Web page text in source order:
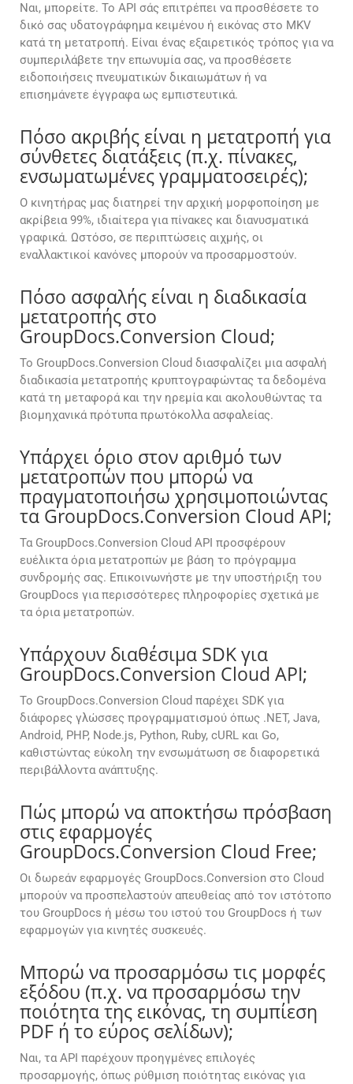
Ναι, μπορείτε. Το API σάς επιτρέπει να προσθέσετε το
δικό σας υδατογράφημα κειμένου ή εικόνας στο MKV
κατά τη μετατροπή. Είναι ένας εξαιρετικός τρόπος για να
συμπεριλάβετε την επωνυμία σας, να προσθέσετε
ειδοποιήσεις πνευματικών δικαιωμάτων ή να
επισημάνετε έγγραφα ως εμπιστευτικά.
Πόσο ακριβής είναι η μετατροπή για
σύνθετες διατάξεις (π.χ. πίνακες,
ενσωματωμένες γραμματοσειρές);
Ο κινητήρας μας διατηρεί την αρχική μορφοποίηση με
ακρίβεια 99%, ιδιαίτερα για πίνακες και διανυσματικά
γραφικά. Ωστόσο, σε περιπτώσεις αιχμής, οι
εναλλακτικοί κανόνες μπορούν να προσαρμοστούν.
Πόσο ασφαλής είναι η διαδικασία
μετατροπής στο
GroupDocs.Conversion Cloud;
Το GroupDocs.Conversion Cloud διασφαλίζει μια ασφαλή
διαδικασία μετατροπής κρυπτογραφώντας τα δεδομένα
κατά τη μεταφορά και την ηρεμία και ακολουθώντας τα
βιομηχανικά πρότυπα πρωτόκολλα ασφαλείας.
Υπάρχει όριο στον αριθμό των
μετατροπών που μπορώ να
πραγματοποιήσω χρησιμοποιώντας
τα GroupDocs.Conversion Cloud API;
Τα GroupDocs.Conversion Cloud API προσφέρουν
ευέλικτα όρια μετατροπών με βάση το πρόγραμμα
συνδρομής σας. Επικοινωνήστε με την υποστήριξη του
GroupDocs για περισσότερες πληροφορίες σχετικά με
τα όρια μετατροπών.
Υπάρχουν διαθέσιμα SDK για
GroupDocs.Conversion Cloud API;
Το GroupDocs.Conversion Cloud παρέχει SDK για
διάφορες γλώσσες προγραμματισμού όπως .NET, Java,
Android, PHP, Node.js, Python, Ruby, cURL και Go,
καθιστώντας εύκολη την ενσωμάτωση σε διαφορετικά
περιβάλλοντα ανάπτυξης.
Πώς μπορώ να αποκτήσω πρόσβαση
στις εφαρμογές
GroupDocs.Conversion Cloud Free;
Οι δωρεάν εφαρμογές GroupDocs.Conversion στο Cloud
μπορούν να προσπελαστούν απευθείας από τον ιστότοπο
του GroupDocs ή μέσω του ιστού του GroupDocs ή των
εφαρμογών για κινητές συσκευές.
Μπορώ να προσαρμόσω τις μορφές
εξόδου (π.χ. να προσαρμόσω την
ποιότητα της εικόνας, τη συμπίεση
PDF ή το εύρος σελίδων);
Ναι, τα API παρέχουν προηγμένες επιλογές
προσαρμογής, όπως ρύθμιση ποιότητας εικόνας για